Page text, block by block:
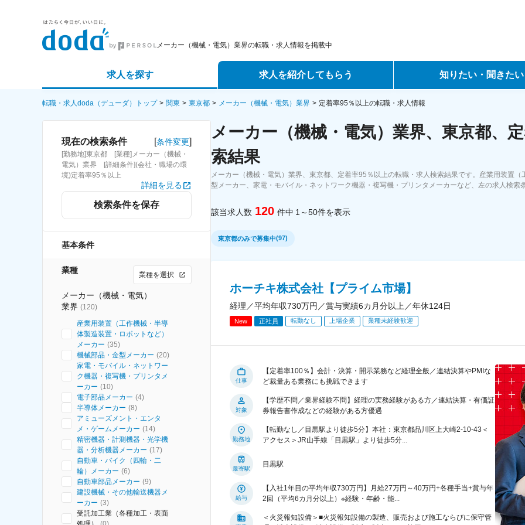
メーカー（機械・電気）業界の転職・求人情報を掲載中
求人を探す
詳細条件から探す
求人特集から探す
求人を紹介してもらう
エージェントサービス
スカウトサービス
パートナーエージェントサービス
知りたい・聞きたい
転職ノウハウ
データで見る転職
転職Q&A
転職・求人doda（デューダ）トップ 関東 東京都 メーカー（機械・電気）業界 定着率95％以上の転職・求人情報
現在の検索条件 [条件変更]
[勤務地]東京都 [業種]メーカー（機械・
電気）業界 [詳細条件](会社・職場の環
境)定着率95％以上
詳細を見る
検索条件を保存
基本条件
業種 業種を選択
メーカー（機械・電気）
業界 (120)
産業用装置（工作機械・半導
体製造装置・ロボットなど）
メーカー (35)
機械部品・金型メーカー (20)
家電・モバイル・ネットワー
ク機器・複写機・プリンタメ
ーカー (10)
電子部品メーカー (4)
半導体メーカー (8)
アミューズメント・エンタ
メ・ゲームメーカー (14)
精密機器・計測機器・光学機
器・分析機器メーカー (17)
自動車・バイク（四輪・二
輪）メーカー (6)
自動車部品メーカー (9)
建設機械・その他輸送機器メ
ーカー (3)
受託加工業（各種加工・表面
メーカー（機械・電気）業界、東京都、
索結果
メーカー（機械・電気）業界、東京都、定着率95％以上の転職・求人検索結果です。産業用装置
型メーカー、家電・モバイル・ネットワーク機器・複写機・プリンタメーカーなど、左の求人検索
該当求人数 120 件中 1～50件を表示
東京都のみで募集中(97)
ホーチキ株式会社【プライム市場】
経理／平均年収730万円／賞与実績6カ月分以上／年休124日
New 正社員 転勤なし 上場企業 業種未経験歓迎
仕事
【定着率100％】会計・決算・開示業務など経理全般／連結決算やPMIな
ど裁量ある業務にも挑戦できます
対象
【学歴不問／業界経験不問】経理の実務経験がある方／連結決算・有価証
券報告書作成などの経験がある方優遇
勤務地
【転勤なし／目黒駅より徒歩5分】本社：東京都品川区上大崎2-10-43＜
アクセス＞JR山手線「目黒駅」より徒歩5分...
最寄駅
目黒駅
給与
【入社1年目の平均年収730万円】月給27万円～40万円+各種手当+賞与年
2回（平均6カ月分以上）※経験・年齢・能...
＜火災報知設備＞■火災報知設備の製造、販売および施工ならびに保守管